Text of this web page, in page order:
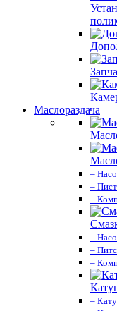
Маслораздача
–
–
–
–
–
–
–